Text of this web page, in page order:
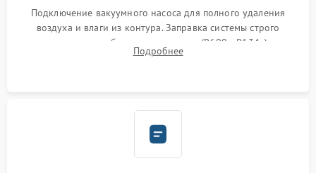
Подключение вакуумного насоса для полного удаления
воздуха и влаги из контура. Заправка системы строго
дозированным объемом хладагента (R600a, R134a) по
электронным весам. Контроль рабочего давления в системе.
Подробнее